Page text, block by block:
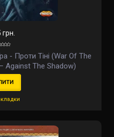
- Проти Тіні (War Of The
Against The Shadow)
(укр)